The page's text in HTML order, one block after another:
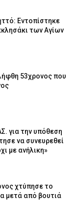
Εντοπίστηκε
των Αγίων
53χρονος που
για την υπόθεση
να συνευρεθεί
με ανήλικη»
χτύπησε το
μετά από βουτιά